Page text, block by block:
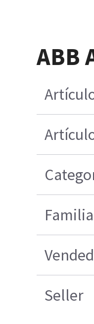
ABB
Seller